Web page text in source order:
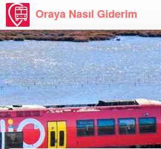
Oraya Nasıl Giderim